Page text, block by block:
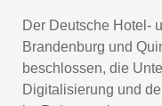
Der Deutsche Hotel-
Brandenburg und
beschlossen, die
Digitalisierung und